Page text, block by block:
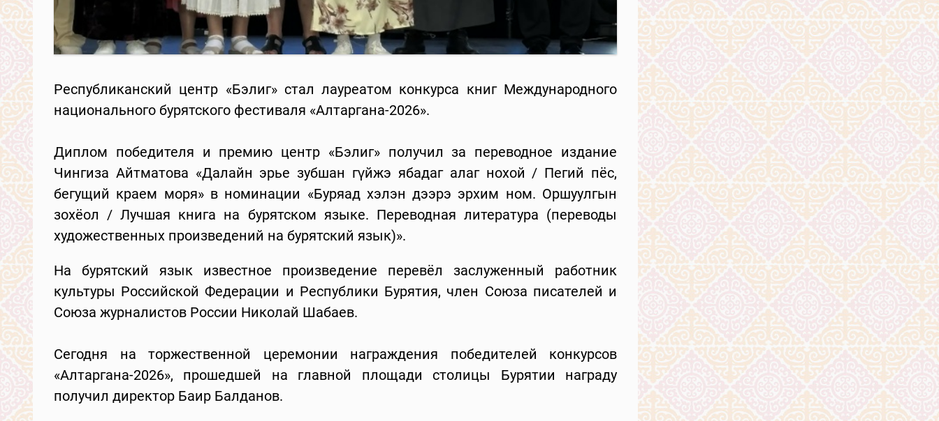
Республиканский центр «Бэлиг» стал лауреатом конкурса книг Международного
национального бурятского фестиваля «Алтаргана-2026».
Диплом победителя и премию центр «Бэлиг» получил за переводное издание
Чингиза Айтматова «Далайн эрье зубшан гүйжэ ябадаг алаг нохой / Пегий пёс,
бегущий краем моря» в номинации «Буряад хэлэн дээрэ эрхим ном. Оршуулгын
зохёол / Лучшая книга на бурятском языке. Переводная литература (переводы
художественных произведений на бурятский язык)».
На бурятский язык известное произведение перевёл заслуженный работник
культуры Российской Федерации и Республики Бурятия, член Союза писателей и
Союза журналистов России Николай Шабаев.
Сегодня на торжественной церемонии награждения победителей конкурсов
«Алтаргана-2026», прошедшей на главной площади столицы Бурятии награду
получил директор Баир Балданов.